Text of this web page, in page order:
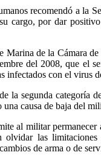
recomendó a la
cargo, por dar
de la Cámara
del 2008, que el
infectados con el virus
la segunda categoría
causa de baja del
al militar
olvidar las
de arma o de